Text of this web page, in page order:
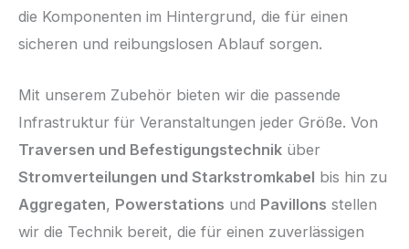
die Komponenten im Hintergrund, die für einen
sicheren und reibungslosen Ablauf sorgen.
Mit unserem Zubehör bieten wir die passende
Infrastruktur für Veranstaltungen jeder Größe. Von
Traversen und Befestigungstechnik über
Stromverteilungen und Starkstromkabel bis hin zu
Aggregaten, Powerstations und Pavillons stellen
wir die Technik bereit, die für einen zuverlässigen